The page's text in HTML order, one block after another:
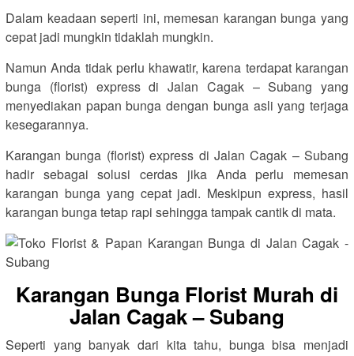
Dalam keadaan seperti ini, memesan karangan bunga yang
cepat jadi mungkin tidaklah mungkin.
Namun Anda tidak perlu khawatir, karena terdapat karangan
bunga (florist) express di Jalan Cagak – Subang yang
menyediakan papan bunga dengan bunga asli yang terjaga
kesegarannya.
Karangan bunga (florist) express di Jalan Cagak – Subang
hadir sebagai solusi cerdas jika Anda perlu memesan
karangan bunga yang cepat jadi. Meskipun express, hasil
karangan bunga tetap rapi sehingga tampak cantik di mata.
Karangan Bunga Florist Murah di
Jalan Cagak – Subang
Seperti yang banyak dari kita tahu, bunga bisa menjadi